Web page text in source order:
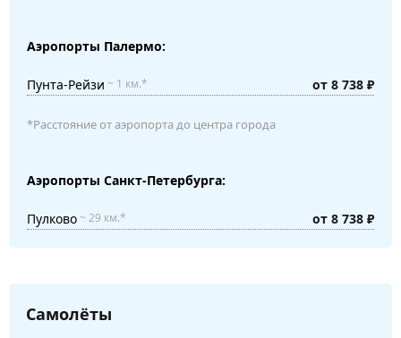
Аэропорты Палермо:
Пунта-Рейзи ~ 1 км.* от 8 738 ₽
*Расстояние от аэропорта до центра города
Аэропорты Санкт-Петербурга:
Пулково~ 29 км.* от 8 738 ₽
Самолёты